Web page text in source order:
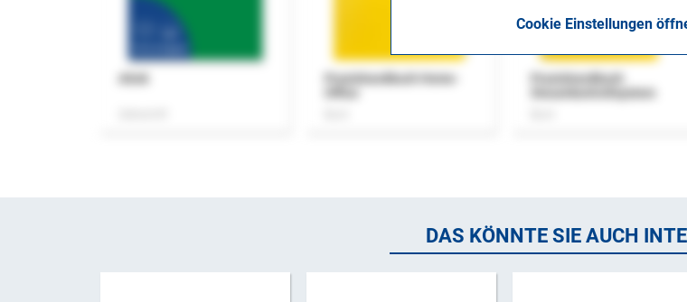
Cookie Einstellungen
Praxishandbuch Home-
Praxishandbuch
DAS KÖNNTE SIE AUCH